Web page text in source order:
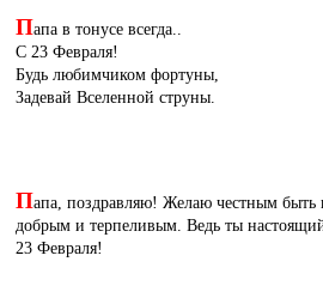
Папа в тонусе всегда..
С 23 Февраля!
Будь любимчиком фортуны,
Задевай Вселенной струны.
Папа, поздравляю! Желаю честным быть
добрым и терпеливым. Ведь ты
23 Февраля!